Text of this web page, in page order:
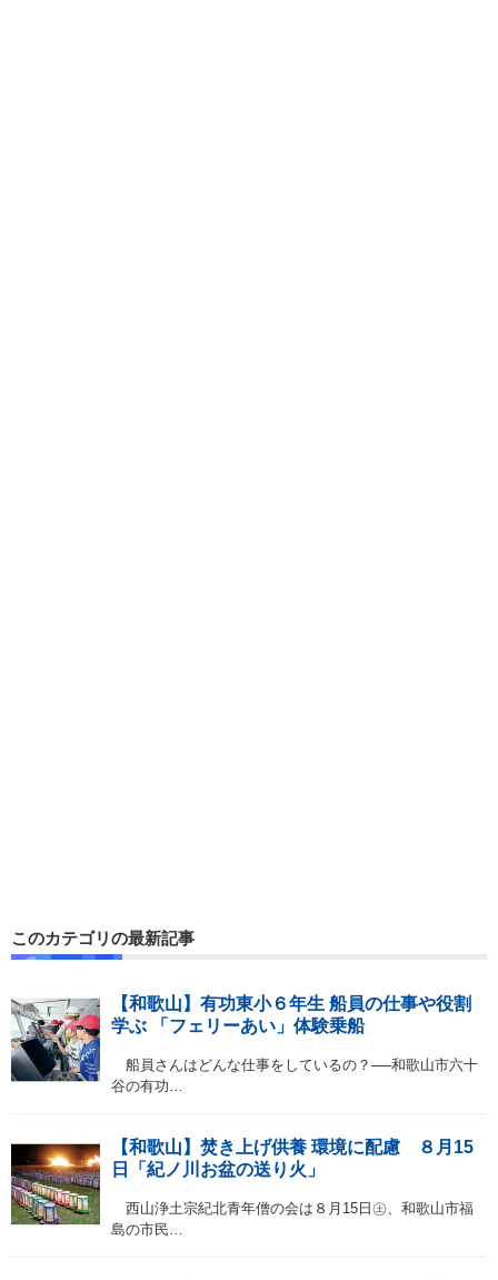
このカテゴリの最新記事
【和歌山】有功東小６年生 船員の仕事や役割
学ぶ 「フェリーあい」体験乗船
船員さんはどんな仕事をしているの？──和歌山市六十
谷の有功…
【和歌山】焚き上げ供養 環境に配慮 ８月15
日「紀ノ川お盆の送り火」
西山浄土宗紀北青年僧の会は８月15日㊏、和歌山市福
島の市民…